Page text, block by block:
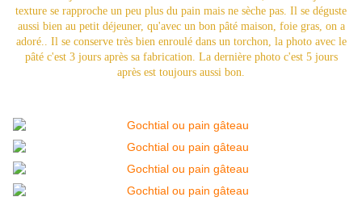
texture se rapproche un peu plus du pain mais ne sèche pas. Il se déguste
aussi bien au petit déjeuner, qu'avec un bon pâté maison, foie gras, on a
adoré.. Il se conserve très bien enroulé dans un torchon, la photo avec le
pâté c'est 3 jours après sa fabrication. La dernière photo c'est 5 jours
après est toujours aussi bon.